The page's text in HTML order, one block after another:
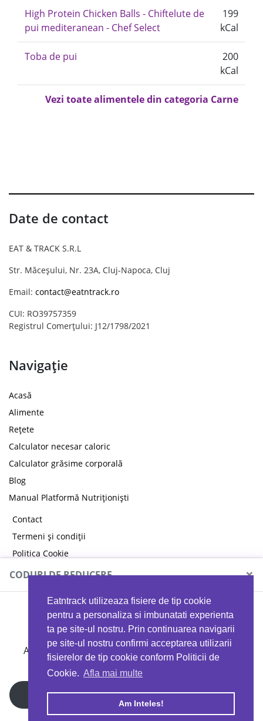
Eatntrack utilizeaza fisiere de tip cookie
pentru a personaliza si imbunatati experienta
ta pe site-ul nostru. Prin continuarea navigarii
pe site-ul nostru confirmi acceptarea utilizarii
fisierelor de tip cookie conform Politicii de
Cookie. Afla mai multe
Am Inteles!
High Protein Chicken Balls - Chiftelute de
pui mediteranean - Chef Select
199
kCal
Toba de pui
200
kCal
Vezi toate alimentele din categoria Carne
Date de contact
EAT & TRACK S.R.L
Str. Măceșului, Nr. 23A, Cluj-Napoca, Cluj
Email: contact@eatntrack.ro
CUI: RO39757359
Registrul Comerțului: J12/1798/2021
Navigație
Acasă
Alimente
Rețete
Calculator necesar caloric
Calculator grăsime corporală
Blog
Manual Platformă Nutriționiști
Contact
Termeni și condiții
Politica Cookie
Politica de confidențialitate
Copyright © 2026 EAT & TRACK S.R.L
CODURI DE REDUCERE ×
MYPROTEIN
Ai 40%reducere la orice comandă folosind codul
EATTRACK
Profită acum